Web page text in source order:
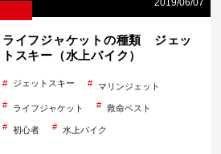
2019/06/07
ライフジャケットの種類 ジェッ
トスキー（水上バイク）
ジェットスキー マリンジェット
ライフジャケット 救命ベスト
初心者 水上バイク